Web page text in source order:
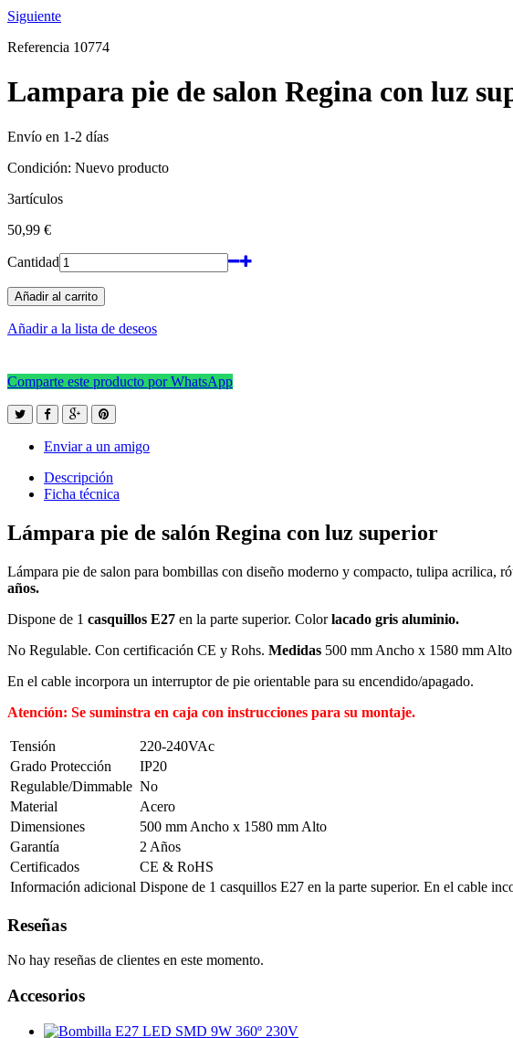
Siguiente
Referencia 10774
Lampara pie de salon Regina con luz
Envío en 1-2 días
Condición: Nuevo producto
3artículos
50,99 €
Cantidad
Añadir al carrito
Añadir a la lista de deseos
Comparte este producto por WhatsApp
Enviar a un amigo
Descripción
Ficha técnica
Lámpara pie de salón Regina con luz superior
Lámpara pie de salon para bombillas con diseño moderno y compacto, tulipa acrilica,
años.
Dispone de 1 casquillos E27 en la parte superior. Colorlacado gris aluminio.
No Regulable. Con certificación CE y Rohs. Medidas 500 mm Ancho x 1580 mm
En el cable incorpora un interruptor de pie orientable para su encendido/apagado.
Atención: Se suminstra en caja con instrucciones para su montaje.
Tensión
220-240VAc
Grado Protección
IP20
Regulable/Dimmable No
Material
Acero
Dimensiones
500 mm Ancho x 1580 mm Alto
Garantía
2 Años
Certificados
CE & RoHS
Información adicional Dispone de 1 casquillos E27 en la parte superior. En el cable
Reseñas
No hay reseñas de clientes en este momento.
Accesorios